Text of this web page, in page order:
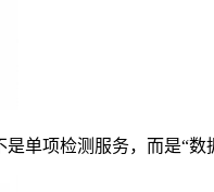
单项检测服务，而是“数